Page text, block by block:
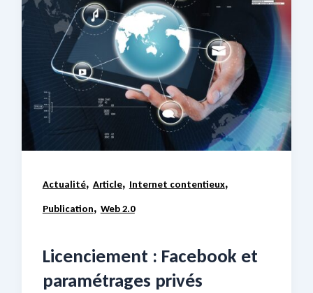
Actualité, Article, Internet contentieux,
Publication, Web 2.0
Licenciement : Facebook et
paramétrages privés